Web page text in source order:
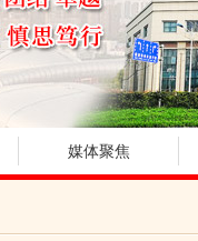
媒体聚焦